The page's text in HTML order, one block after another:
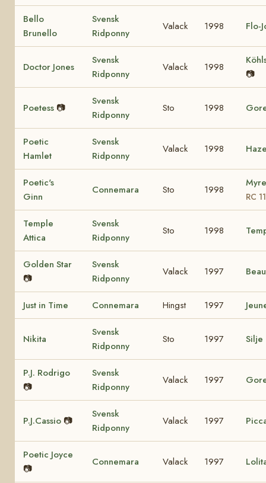
Bello
Brunello
Svensk
Ridponny
Valack 1998 Flo-
Doctor Jones
Svensk
Ridponny
Valack 1998
📷
Poetess 📷
Svensk
Ridponny
Sto 1998
Poetic
Hamlet
Svensk
Ridponny
Valack 1998
Poetic's
Ginn
Connemara Sto 1998
RC
Temple
Attica
Svensk
Ridponny
Sto 1998
Golden Star
📷
Svensk
Ridponny
Valack 1997
Just in Time Connemara Hingst 1997
Nikita
Svensk
Ridponny
Sto 1997 Silje
P.J. Rodrigo
📷
Svensk
Ridponny
Valack 1997
P.J.Cassio 📷
Svensk
Ridponny
Valack 1997
Poetic Joyce
📷
Connemara Valack 1997